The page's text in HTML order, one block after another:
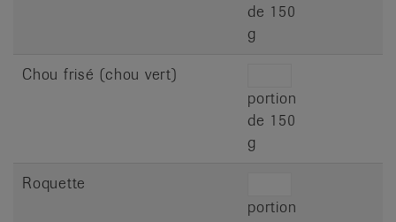
de 150
g
Chou frisé (chou vert)
portion
de 150
g
Roquette
portion